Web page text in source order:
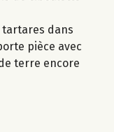
tartares dans
pièce avec
terre encore